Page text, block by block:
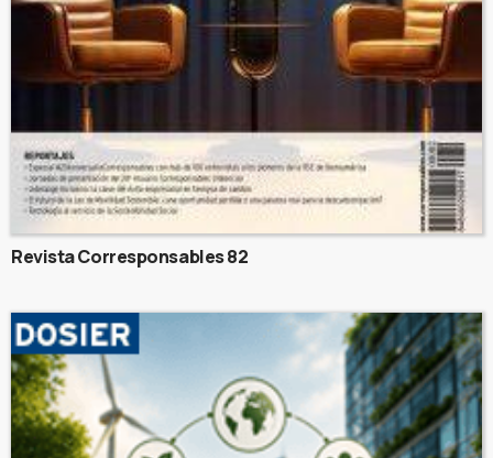
Revista Corresponsables 82